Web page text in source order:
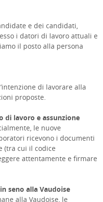
e dei candidati,
i datori di lavoro attuali e
il posto alla persona
di lavorare alla
proposte.
di lavoro e assunzione
le nuove
ricevono i documenti
(tra cui il codice
attentamente e firmare
seno alla Vaudoise
alla Vaudoise, le